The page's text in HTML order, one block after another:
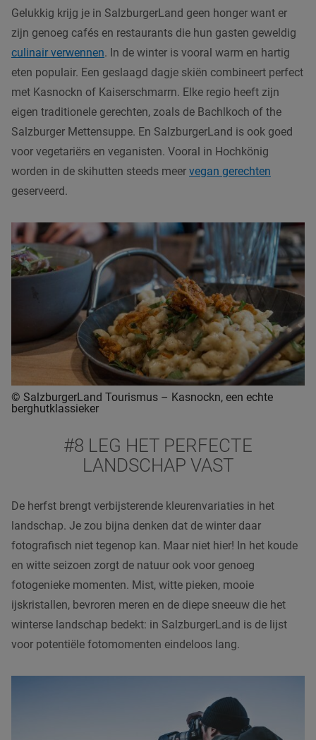
Gelukkig krijg je in SalzburgerLand geen honger want er
zijn genoeg cafés en restaurants die hun gasten geweldig
culinair verwennen. In de winter is vooral warm en hartig
eten populair. Een geslaagd dagje skiën combineert perfect
met Kasnockn of Kaiserschmarrn. Elke regio heeft zijn
eigen traditionele gerechten, zoals de Bachlkoch of the
Salzburger Mettensuppe. En SalzburgerLand is ook goed
voor vegetariërs en veganisten. Vooral in Hochkönig
worden in de skihutten steeds meer vegan gerechten
geserveerd.
© SalzburgerLand Tourismus – Kasnockn, een echte
berghutklassieker
#8 LEG HET PERFECTE
LANDSCHAP VAST
De herfst brengt verbijsterende kleurenvariaties in het
landschap. Je zou bijna denken dat de winter daar
fotografisch niet tegenop kan. Maar niet hier! In het koude
en witte seizoen zorgt de natuur ook voor genoeg
fotogenieke momenten. Mist, witte pieken, mooie
ijskristallen, bevroren meren en de diepe sneeuw die het
winterse landschap bedekt: in SalzburgerLand is de lijst
voor potentiële fotomomenten eindeloos lang.